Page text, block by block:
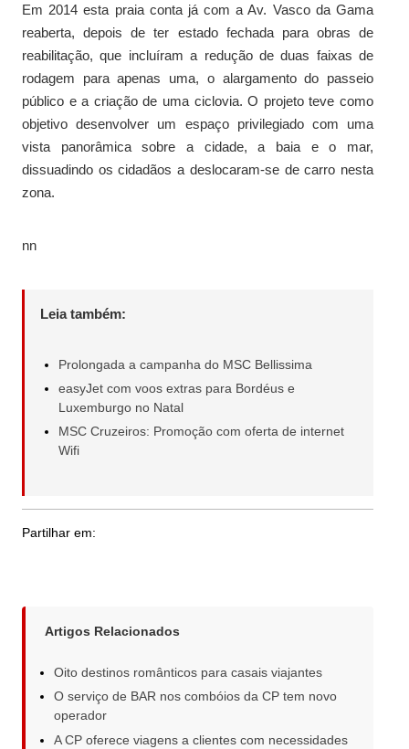
Em 2014 esta praia conta já com a Av. Vasco da Gama
reaberta, depois de ter estado fechada para obras de
reabilitação, que incluíram a redução de duas faixas de
rodagem para apenas uma, o alargamento do passeio
público e a criação de uma ciclovia. O projeto teve como
objetivo desenvolver um espaço privilegiado com uma
vista panorâmica sobre a cidade, a baia e o mar,
dissuadindo os cidadãos a deslocaram-se de carro nesta
zona.
nn
Leia também:
Prolongada a campanha do MSC Bellissima
easyJet com voos extras para Bordéus e
Luxemburgo no Natal
MSC Cruzeiros: Promoção com oferta de internet
Wifi
Partilhar em:
Artigos Relacionados
Oito destinos românticos para casais viajantes
O serviço de BAR nos combóios da CP tem novo
operador
A CP oferece viagens a clientes com necessidades